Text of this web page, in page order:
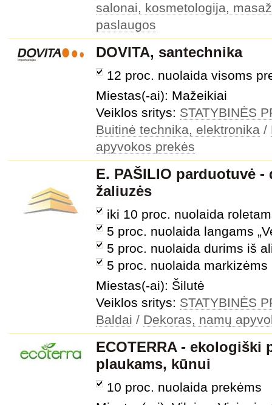
salonai, kosmetologija,
paslaugos
DOVITA, santechnika
12 proc. nuolaida visoms
Miestas(-ai): Mažeikiai
Veiklos sritys: STATYBINĖS
Buitinė technika, elektronika /
apyvokos prekės
E. PAŠILIO parduotuvė
žaliuzės
iki 10 proc. nuolaida
5 proc. nuolaida langams
5 proc. nuolaida durims iš
5 proc. nuolaida markizėms
Miestas(-ai): Šilutė
Veiklos sritys: STATYBINĖS
Baldai / Dekoras, namų
ECOTERRA - ekologiški
plaukams, kūnui
10 proc. nuolaida prekėms